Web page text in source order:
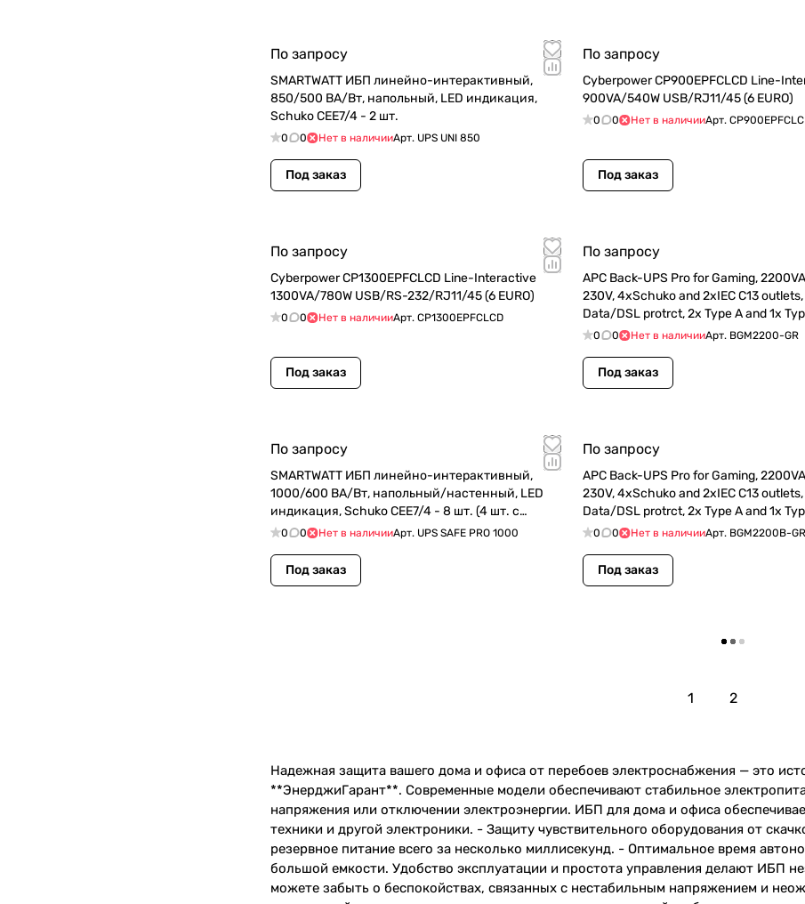
По запросу
SMARTWATT ИБП линейно-интерактивный,
850/500 ВА/Вт, напольный, LED индикация,
Schuko CEE7/4 - 2 шт.
0 0 Нет в наличииАрт. UPS UNI 850
Под заказ
По запросу
Cyberpower CP900EPFCLCD Line-
900VA/540W USB/RJ11/45 (6 EURO)
0 0 Нет в наличииАрт.
Под заказ
По запросу
Cyberpower CP1300EPFCLCD Line-Interactive
1300VA/780W USB/RS-232/RJ11/45 (6 EURO)
0 0 Нет в наличииАрт. CP1300EPFCLCD
Под заказ
По запросу
APC Back-UPS Pro for Gaming,
230V, 4xSchuko and 2xIEC C13
Data/DSL protrct, 2x Type A and 1x
(BGM2200-GR)
0 0 Нет в наличииАрт. BGM2200-GR
Под заказ
По запросу
SMARTWATT ИБП линейно-интерактивный,
1000/600 ВА/Вт, напольный/настенный, LED
индикация, Schuko CEE7/4 - 8 шт. (4 шт. с
резервным (UPS SAFE PRO 1000)
0 0 Нет в наличииАрт. UPS SAFE PRO 1000
Под заказ
По запросу
APC Back-UPS Pro for Gaming,
230V, 4xSchuko and 2xIEC C13
Data/DSL protrct, 2x Type A and 1x
(BGM2200B-GR)
0 0 Нет в наличииАрт. BGM2200B-GR
Под заказ
Загрузить еще
1 2
Надежная защита вашего дома и офиса от перебоев электроснабжения — это
**ЭнерджиГарант**. Современные модели обеспечивают стабильное
напряжения или отключении электроэнергии. ИБП для дома и офиса
техники и другой электроники. - Защиту чувствительного оборудования от
резервное питание всего за несколько миллисекунд. - Оптимальное время
большой емкости. Удобство эксплуатации и простота управления делают ИБП
можете забыть о беспокойствах, связанных с нестабильным напряжением и